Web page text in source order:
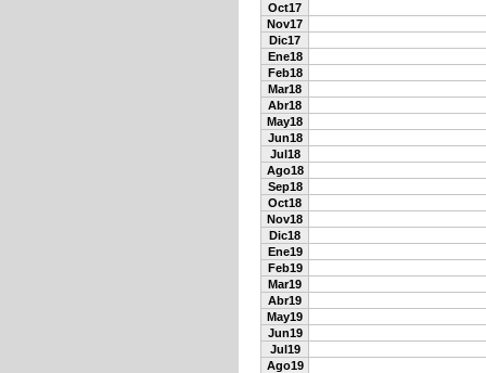
Oct17
Nov17
Dic17
Ene18
Feb18
Mar18
Abr18
May18
Jun18
Jul18
Ago18
Sep18
Oct18
Nov18
Dic18
Ene19
Feb19
Mar19
Abr19
May19
Jun19
Jul19
Ago19